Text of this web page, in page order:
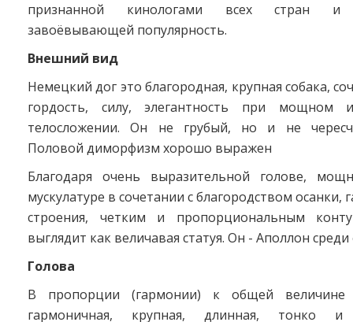
признанной кинологами всех стран и
завоёвывающей популярность.
Внешний вид
Немецкий дог это благородная, крупная собака,
гордость, силу, элегантность при мощном
телосложении. Он не грубый, но и не
Половой диморфизм хорошо выражен
Благодаря очень выразительной голове,
мускулатуре в сочетании с благородством
строения, четким и пропорциональным
выглядит как величавая статуя. Он - Аполлон среди
Голова
В пропорции (гармонии) к общей величине
гармоничная, крупная, длинная, тонко и